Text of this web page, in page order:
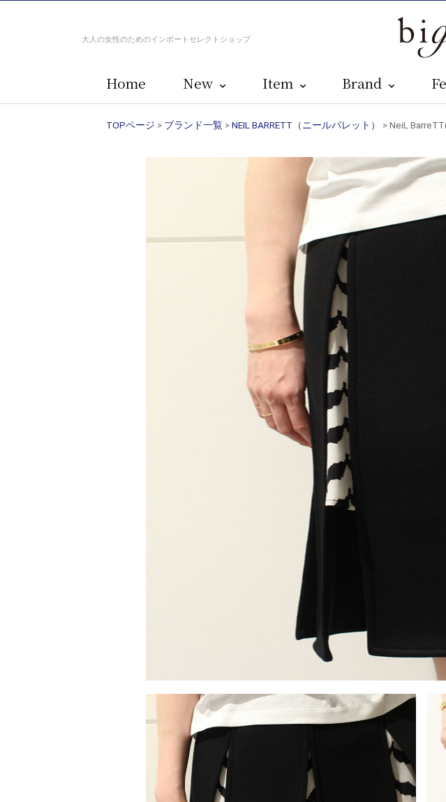
大人の女性のためのインポートセレクトショップ
Home New Item Brand
TOPページ > ブランド一覧 >NEIL BARRETT（ニールバレット） > NeiL